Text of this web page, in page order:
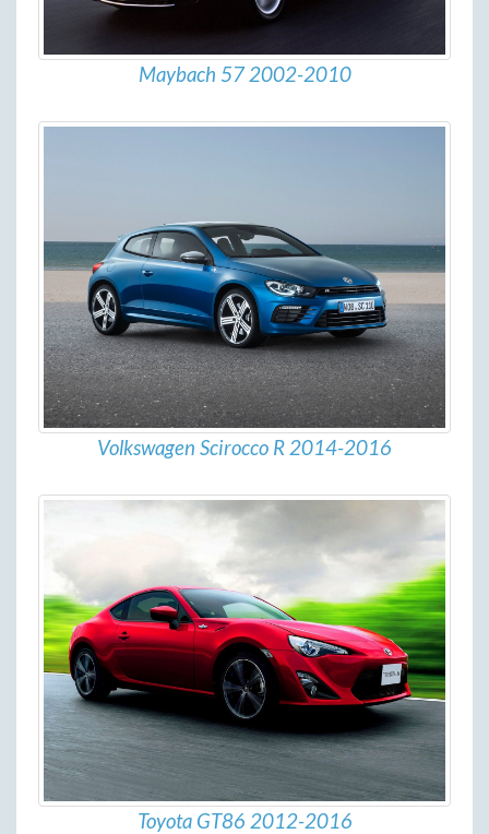
Maybach 57 2002-2010
Volkswagen Scirocco R 2014-2016
Toyota GT86 2012-2016